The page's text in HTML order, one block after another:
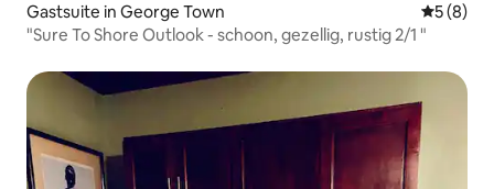
Gastsuite in George Town
5 (8)
"Sure To Shore Outlook - schoon, gezellig, rustig 2/1 "